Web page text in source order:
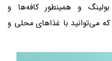
و همینطور کافه‌ها و
که می‌توانید با غذاهای محلی و